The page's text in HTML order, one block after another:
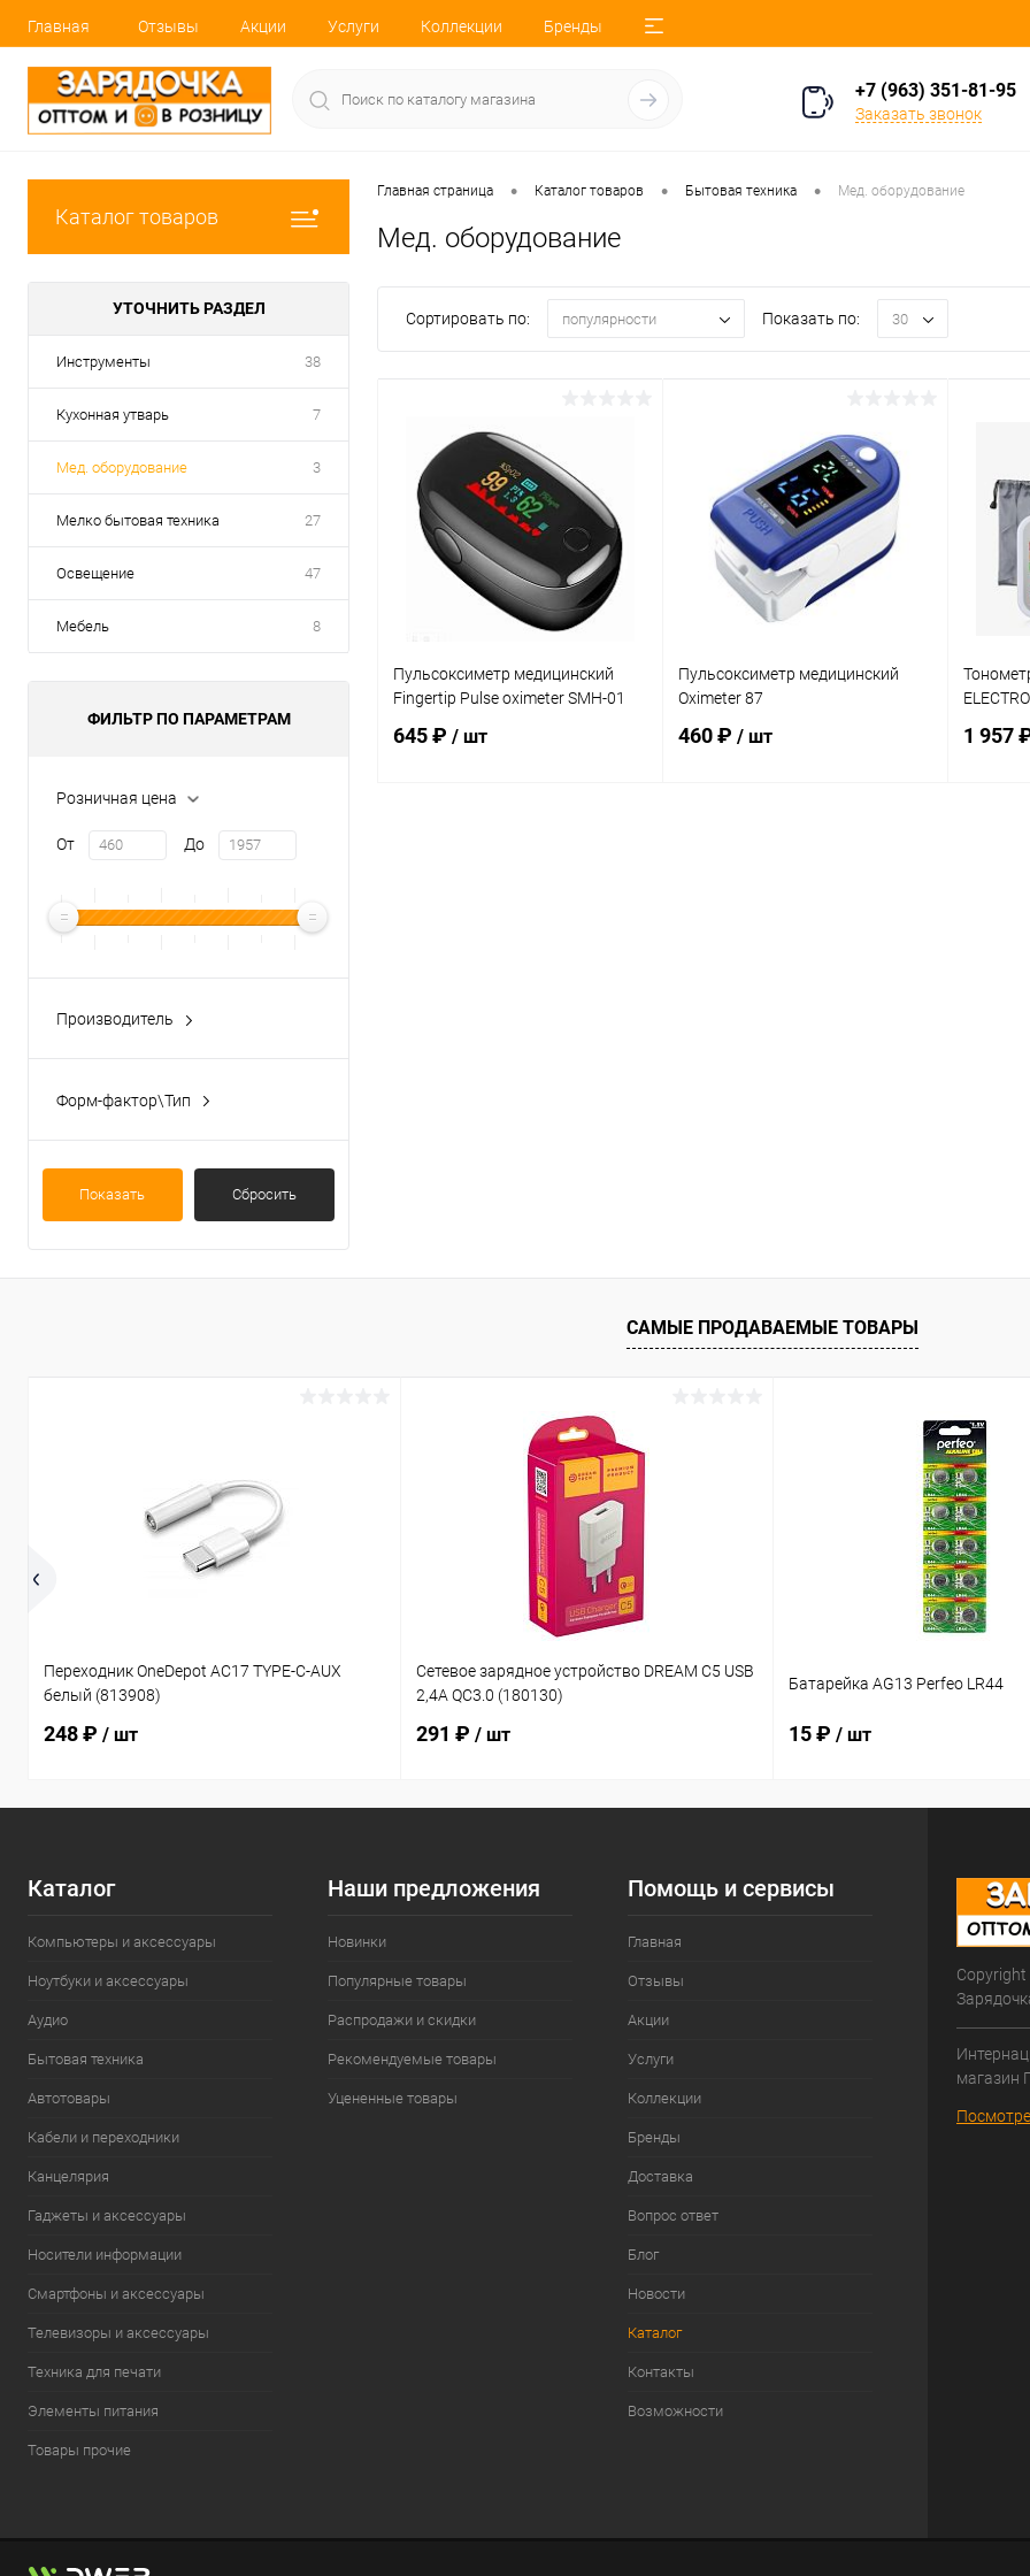
Главная Отзывы Акции Услуги Коллекции Бренды
+7 (963) 351-81-95
Заказать звонок
Каталог товаров
УТОЧНИТЬ РАЗДЕЛ
Инструменты 38
Кухонная утварь 7
Мед. оборудование 3
Мелко бытовая техника 27
Освещение 47
Мебель 8
ФИЛЬТР ПО ПАРАМЕТРАМ
Розничная цена
От До
Производитель
Форм-фактор\Тип
Показать Сбросить
Главная страница • Каталог товаров • Бытовая техника • Мед. оборудование
Мед. оборудование
Сортировать по: популярности Показать по: 30
Пульсоксиметр медицинский
Fingertip Pulse oximeter SMH-01
645 ₽ / шт
Пульсоксиметр медицинский
Oximeter 87
460 ₽ / шт 1 957
САМЫЕ ПРОДАВАЕМЫЕ ТОВАРЫ
Переходник OneDepot AC17 TYPE-C-AUX
белый (813908)
248 ₽ / шт
Сетевое зарядное устройство DREAM C5 USB
2,4A QC3.0 (180130)
291 ₽ / шт
Батарейка AG13 Perfeo LR44
15 ₽ / шт
Каталог
Компьютеры и аксессуары
Ноутбуки и аксессуары
Аудио
Бытовая техника
Автотовары
Кабели и переходники
Канцелярия
Гаджеты и аксессуары
Носители информации
Смартфоны и аксессуары
Телевизоры и аксессуары
Техника для печати
Элементы питания
Товары прочие
Наши предложения
Новинки
Популярные товары
Распродажи и скидки
Рекомендуемые товары
Уцененные товары
Помощь и сервисы
Главная
Отзывы
Акции
Услуги
Коллекции
Бренды
Доставка
Вопрос ответ
Блог
Новости
Каталог
Контакты
Возможности
Copyright
магазин